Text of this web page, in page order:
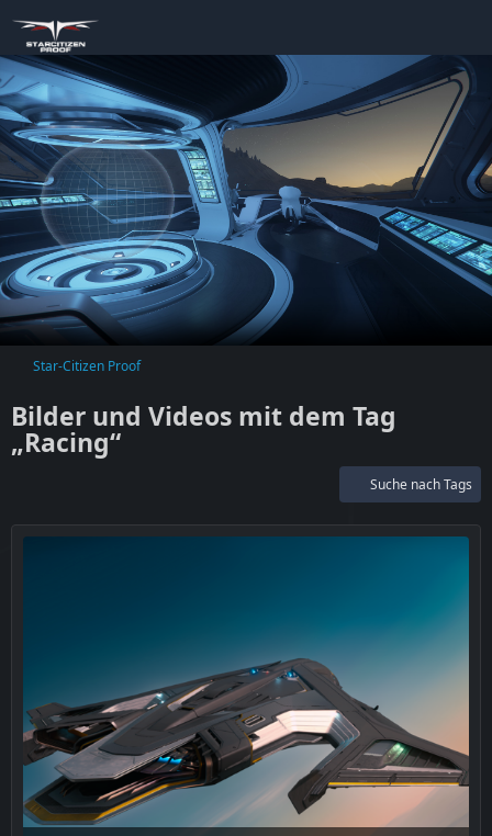
Star-Citizen Proof
Bilder und Videos mit dem Tag
„Racing“
Suche nach Tags